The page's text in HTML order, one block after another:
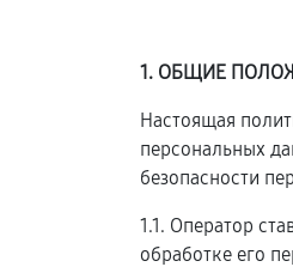
1. ОБЩИЕ
Настоящая
персональных
безопасности
1.1. Оператор
обработке его